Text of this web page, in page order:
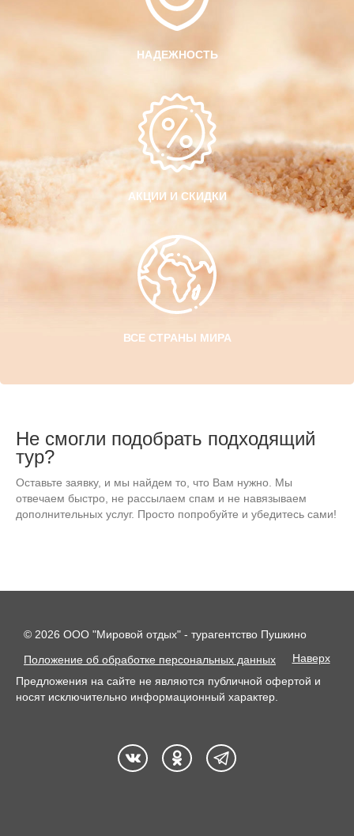
НАДЕЖНОСТЬ
АКЦИИ И СКИДКИ
ВСЕ СТРАНЫ МИРА
Не смогли подобрать подходящий
тур?
Оставьте заявку, и мы найдем то, что Вам нужно. Мы
отвечаем быстро, не рассылаем спам и не навязываем
дополнительных услуг. Просто попробуйте и убедитесь сами!
© 2026 ООО "Мировой отдых" - турагентство Пушкино
Положение об обработке персональных данных
Наверх
Предложения на сайте не являются публичной офертой и
носят исключительно информационный характер.